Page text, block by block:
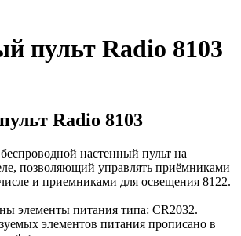
пульт Radio 8103
Radio 8103
настенный пульт на
позволяющий управлять приёмниками
и приемниками для освещения 8122.
элементы питания типа: CR2032.
элементов питания прописано в